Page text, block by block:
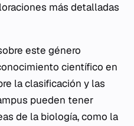
más detalladas
este género
científico en
la clasificación y las
pueden tener
de la biología, como la